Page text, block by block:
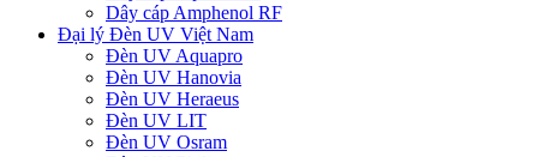
Dây cáp Amphenol RF
Đại lý Đèn UV Việt Nam
Đèn UV Aquapro
Đèn UV Hanovia
Đèn UV Heraeus
Đèn UV LIT
Đèn UV Osram